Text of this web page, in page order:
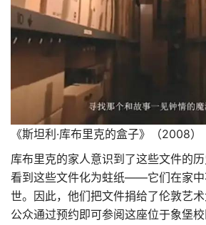
《斯坦利·库布里克的盒子》（2008）
库布里克的家人意识到了这些文件的
看到这些文件化为蛀纸——它们在家中
世。因此，他们把文件捐给了伦敦艺术
公众通过预约即可参阅这座位于象堡